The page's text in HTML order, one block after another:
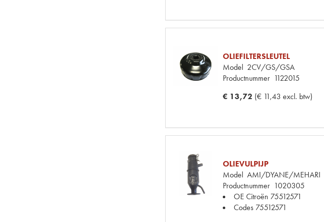
OLIEFILTERSLEUTEL
Model 2CV/GS/GSA
Productnummer 1122015
€ 13,72 (€ 11,43 excl. btw)
OLIEVULPIJP
Model AMI/DYANE/MEHARI
Productnummer 1020305
OE Citroën 75512571
Codes 75512571